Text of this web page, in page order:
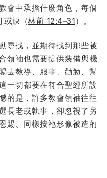
會中承擔什麼角色，每個
或缺（林前 12:4–31）。
尋找 ，並期待找到那些被
領袖也需要提供裝備與機
去教導、服事、勸勉、幫
一切都要在符合聖經所設
的是，許多教會領袖往往
長老或執事，卻忽視了另
賜、同樣按祂形像被造的